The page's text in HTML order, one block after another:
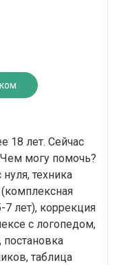
18 лет. Сейчас
могу помочь?
техника
(комплексная
7 лет), коррекция
с логопедом,
постановка
таблица